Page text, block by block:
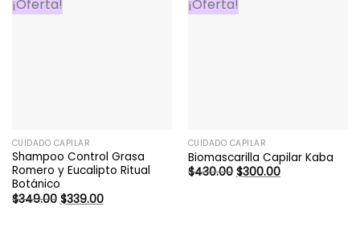
¡Oferta!
CUIDADO CAPILAR
Shampoo Control Grasa
Romero y Eucalipto Ritual
Botánico
$349.00 El
precio
$339.00El
precio
¡Oferta!
CUIDADO CAPILAR
Biomascarilla Capilar Kaba
$430.00 El
precio
$300.00El
precio